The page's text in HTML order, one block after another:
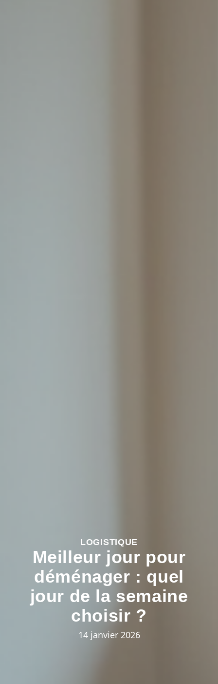
LOGISTIQUE
Meilleur jour pour
déménager : quel
jour de la semaine
choisir ?
14 janvier 2026